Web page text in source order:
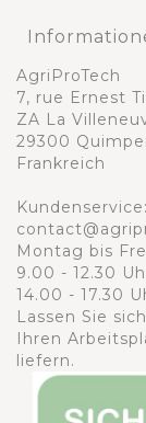
AgriProTech
7, rue Ernest
ZA La
29300
Frankreich
Kundenservice:
Montag bis
9.00 - 12.30
14.00 - 17.30
Lassen Sie
Ihren
liefern.